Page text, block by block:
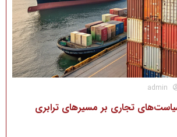
admin
تجاری بر مسیرهای ترابری